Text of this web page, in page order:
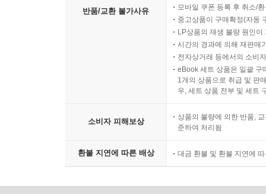
반품/교환 불가사유
모바일 쿠폰 등록 후 취소/
중고상품이 구매확정(자동
LP상품의 재생 불량 원인
시간의 경과에 의해 재판매
전자상거래 등에서의 소비
eBook 세트 상품은 일괄 구
1개의 상품으로 취급 및 판
우, 세트 상품 전부 및 세트
소비자 피해보상
상품의 불량에 의한 반품,
준하여 처리됨
환불 지연에 따른 배상 대금 환불 및 환불 지연에